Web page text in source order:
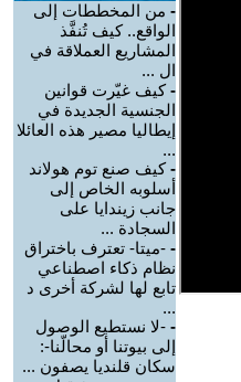
- من المخططات إلى
الواقع.. كيف تُنفَّذ
المشاريع العملاقة في
ال ...
-كيف غيّرت قوانين
الجنسية الجديدة في
إيطاليا مصير هذه العائلا
...
-كيف صنع توم هولاند
أسلوبه الخاص إلى
جانب زيندايا على
السجادة ...
- -ميتا- تعترف باختراق
نظام ذكاء اصطناعي
تابع لها لشركة أخرى د
...
- -لا نستطيع الوصول
إلى بيوتنا أو محالّنا-:
سكان قلنديا يصفون ...